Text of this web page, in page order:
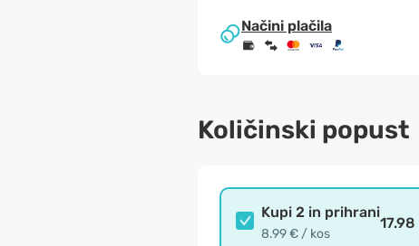
Načini plačila
Količinski popust
Kupi 2 in prihrani
8.99 € / kos